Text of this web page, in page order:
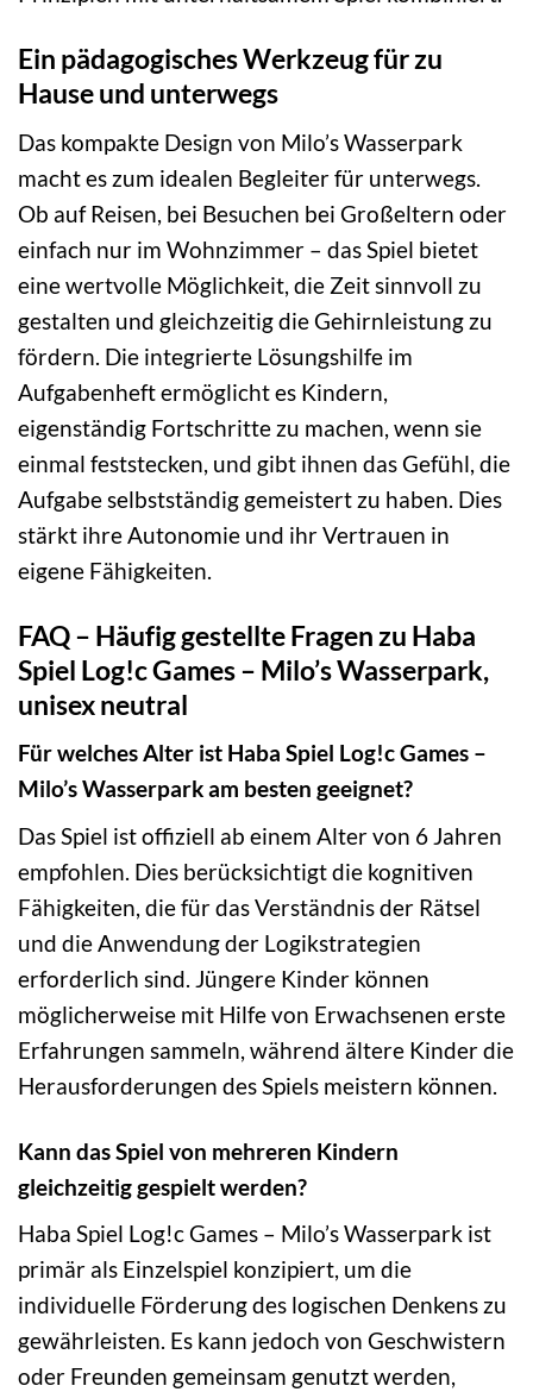
Ein pädagogisches Werkzeug für zu
Hause und unterwegs
Das kompakte Design von Milo’s Wasserpark
macht es zum idealen Begleiter für unterwegs.
Ob auf Reisen, bei Besuchen bei Großeltern oder
einfach nur im Wohnzimmer – das Spiel bietet
eine wertvolle Möglichkeit, die Zeit sinnvoll zu
gestalten und gleichzeitig die Gehirnleistung zu
fördern. Die integrierte Lösungshilfe im
Aufgabenheft ermöglicht es Kindern,
eigenständig Fortschritte zu machen, wenn sie
einmal feststecken, und gibt ihnen das Gefühl, die
Aufgabe selbstständig gemeistert zu haben. Dies
stärkt ihre Autonomie und ihr Vertrauen in
eigene Fähigkeiten.
FAQ – Häufig gestellte Fragen zu Haba
Spiel Log!c Games – Milo’s Wasserpark,
unisex neutral
Für welches Alter ist Haba Spiel Log!c Games –
Milo’s Wasserpark am besten geeignet?
Das Spiel ist offiziell ab einem Alter von 6 Jahren
empfohlen. Dies berücksichtigt die kognitiven
Fähigkeiten, die für das Verständnis der Rätsel
und die Anwendung der Logikstrategien
erforderlich sind. Jüngere Kinder können
möglicherweise mit Hilfe von Erwachsenen erste
Erfahrungen sammeln, während ältere Kinder die
Herausforderungen des Spiels meistern können.
Kann das Spiel von mehreren Kindern
gleichzeitig gespielt werden?
Haba Spiel Log!c Games – Milo’s Wasserpark ist
primär als Einzelspiel konzipiert, um die
individuelle Förderung des logischen Denkens zu
gewährleisten. Es kann jedoch von Geschwistern
oder Freunden gemeinsam genutzt werden,